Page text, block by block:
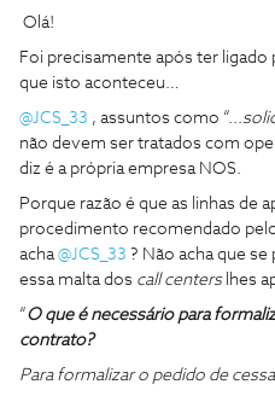
Olá!
Foi precisamente após ter ligado
que isto aconteceu…
@JCS_33 , assuntos como “...
não devem ser tratados com
diz é a própria empresa NOS.
Porque razão é que as linhas de
procedimento recomendado
acha @JCS_33 ? Não acha que
essa malta dos call centerslhes
“O que é necessário para
contrato?
Para formalizar o pedido de